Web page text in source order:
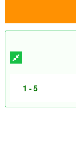
1 - 5